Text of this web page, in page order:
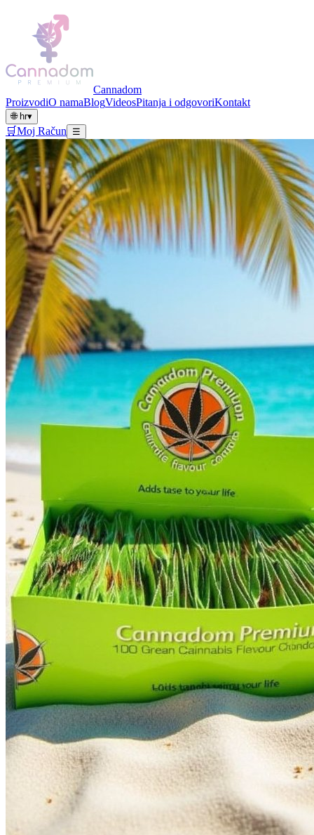
Cannadom
ProizvodiO namaBlogVideosPitanja i odgovoriKontakt
🌐 hr▾
🛒Moj Račun ☰